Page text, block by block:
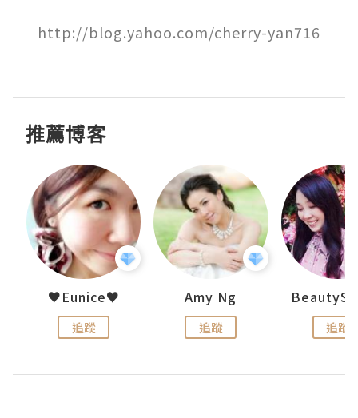
http://blog.yahoo.com/cherry-yan716
推薦博客
♥Eunice♥
追蹤
Amy Ng
追蹤 追蹤